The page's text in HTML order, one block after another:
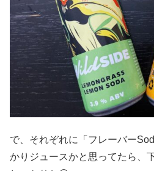
で、それぞれに「フレーバー
かりジュースかと思ってたら、